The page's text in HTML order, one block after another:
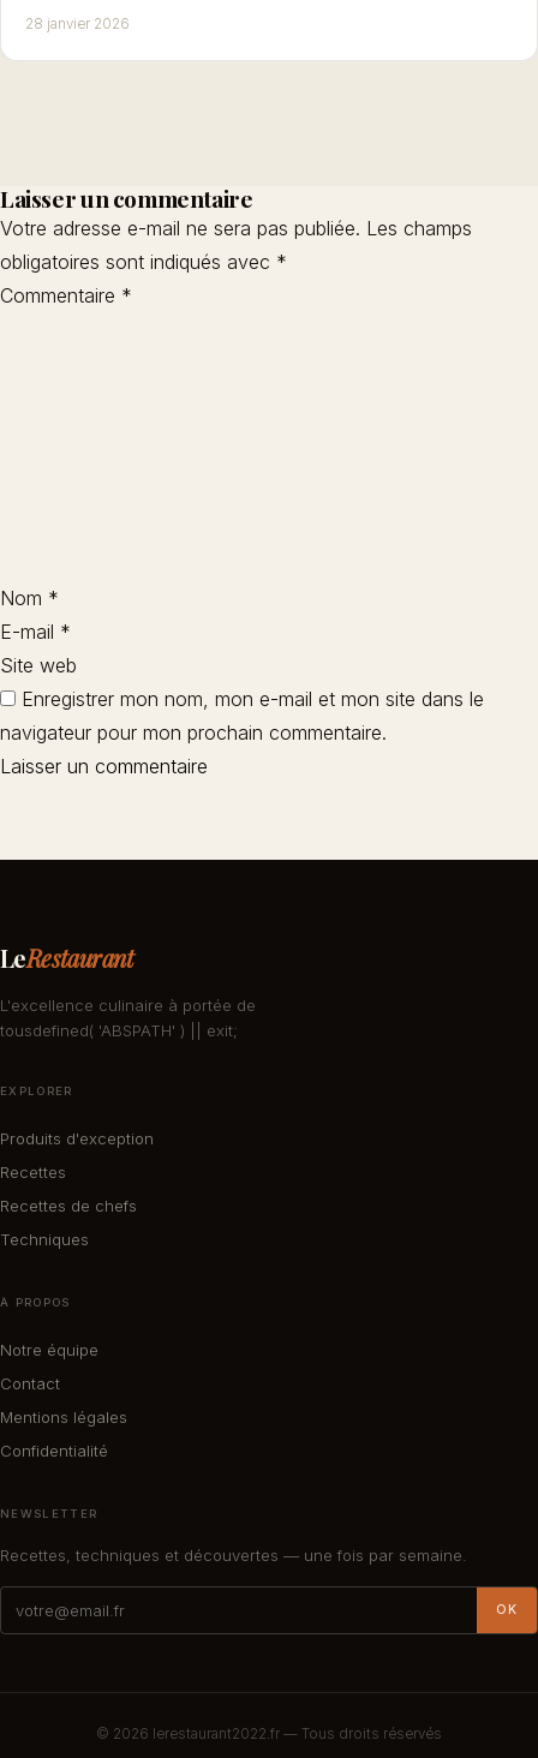
28 janvier 2026
Laisser un commentaire
Votre adresse e-mail ne sera pas publiée. Les champs
obligatoires sont indiqués avec *
Commentaire *
Nom *
E-mail *
Site web
Enregistrer mon nom, mon e-mail et mon site dans le
navigateur pour mon prochain commentaire.
LeRestaurant
L'excellence culinaire à portée de
tousdefined( 'ABSPATH' ) || exit;
EXPLORER
Produits d'exception
Recettes
Recettes de chefs
Techniques
À PROPOS
Notre équipe
Contact
Mentions légales
Confidentialité
NEWSLETTER
Recettes, techniques et découvertes — une fois par semaine.
OK
© 2026 lerestaurant2022.fr — Tous droits réservés